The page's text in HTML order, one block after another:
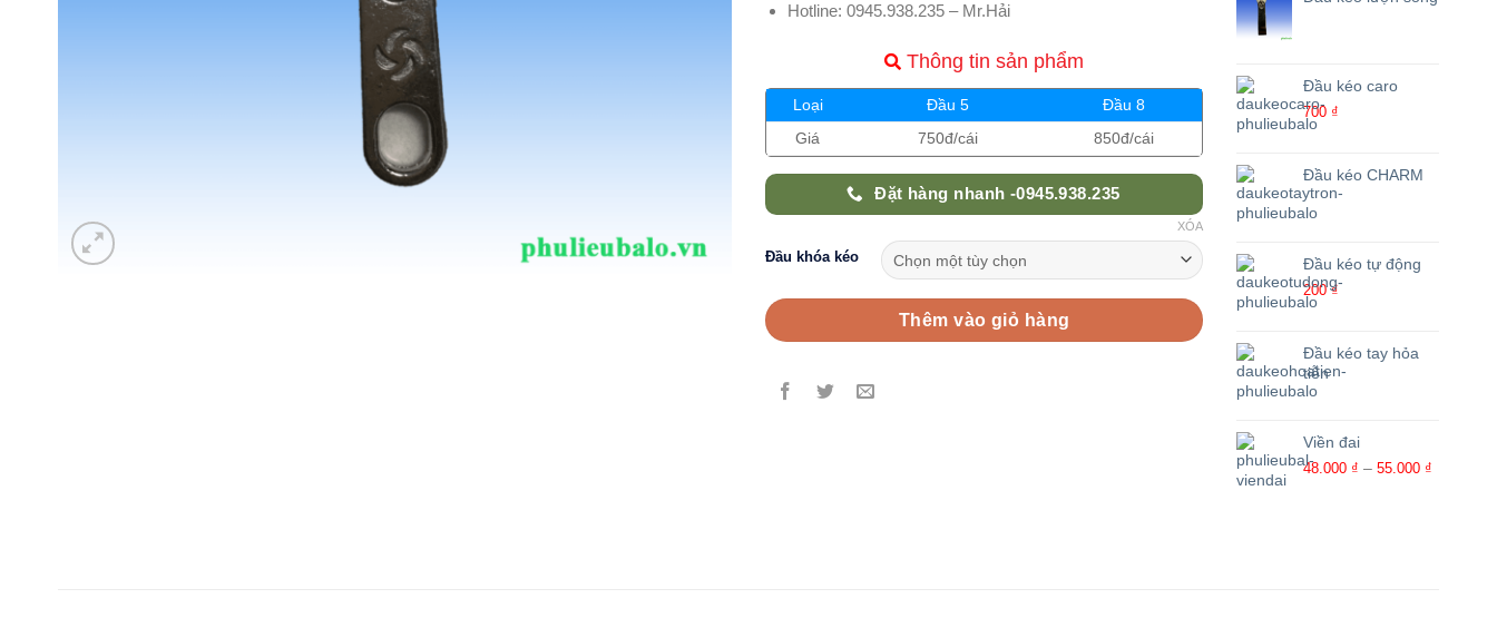
Hotline: 0945.938.235 – Mr.Hải
Thông tin sản phẩm
Loại Đầu 5
Đầu 8
Giá
750đ/cái 850đ/cái
Đặt hàng nhanh -0945.938.235
Đầu khóa kéo
XÓA
Thêm vào giỏ hàng
Đầu kéo caro
700 ₫
Đầu kéo CHARM
Đầu kéo tự động
200₫
Đầu kéo tay hỏa
tiễn
Viền đai
48.000 ₫ – 55.000 ₫